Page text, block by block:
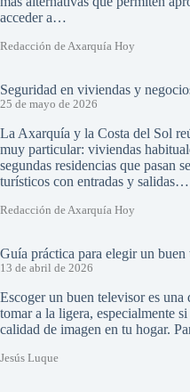
acceder a…
Redacción de Axarquía Hoy
Seguridad en viviendas y
25 de mayo de 2026
La Axarquía y la Costa del Sol
muy particular: viviendas
segundas residencias que pasan
turísticos con entradas y salidas…
Redacción de Axarquía Hoy
Guía práctica para elegir un buen
13 de abril de 2026
Escoger un buen televisor es una
tomar a la ligera, especialmente
calidad de imagen en tu hogar.
Jesús Luque